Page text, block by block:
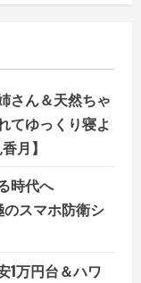
さん＆天然ちゃ
てゆっくり寝よ
月】
時代へ
のスマホ防衛シ
1万円台＆ハワ